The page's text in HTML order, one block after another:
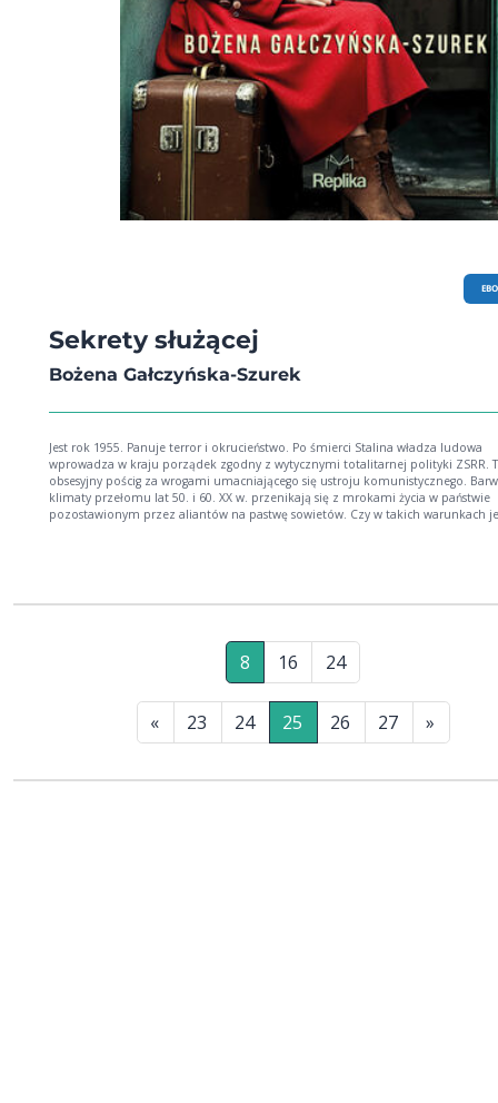
Sekrety służącej
Bożena Gałczyńska-Szurek
Jest rok 1955. Panuje terror i okrucieństwo. Po śmierci Stalina władza ludowa
wprowadza w kraju porządek zgodny z wytycznymi totalitarnej polityki ZSRR.
obsesyjny pościg za wrogami umacniającego się ustroju komunistycznego.
klimaty przełomu lat 50. i 60. XX w. przenikają się z mrokami życia w państwie
pozostawionym przez aliantów na pastwę sowietów. Czy w takich warunkach
8 16 24
« 23 24 25 26 27 »